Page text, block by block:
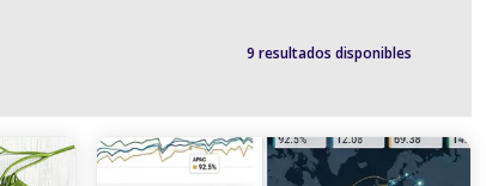
9 resultados disponibles